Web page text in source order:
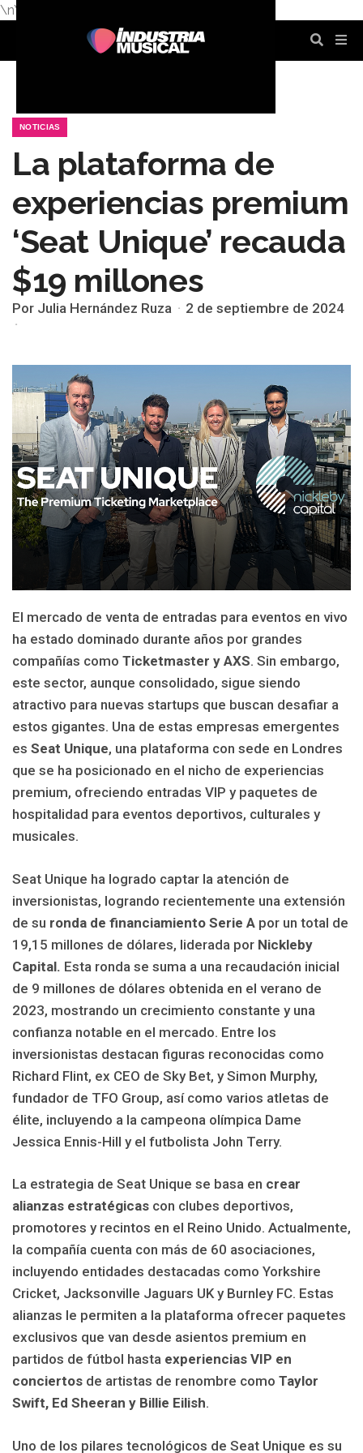
\n\n
NOTICIAS
La plataforma de
experiencias premium
‘Seat Unique’ recauda
$19 millones
Por Julia Hernández Ruza 2 de septiembre de 2024
El mercado de venta de entradas para eventos en vivo
ha estado dominado durante años por grandes
compañías como Ticketmaster y AXS. Sin embargo,
este sector, aunque consolidado, sigue siendo
atractivo para nuevas startups que buscan desafiar a
estos gigantes. Una de estas empresas emergentes
es Seat Unique, una plataforma con sede en Londres
que se ha posicionado en el nicho de experiencias
premium, ofreciendo entradas VIP y paquetes de
hospitalidad para eventos deportivos, culturales y
musicales.
Seat Unique ha logrado captar la atención de
inversionistas, logrando recientemente una extensión
de su ronda de financiamiento Serie A por un total de
19,15 millones de dólares, liderada por Nickleby
Capital. Esta ronda se suma a una recaudación inicial
de 9 millones de dólares obtenida en el verano de
2023, mostrando un crecimiento constante y una
confianza notable en el mercado. Entre los
inversionistas destacan figuras reconocidas como
Richard Flint, ex CEO de Sky Bet, y Simon Murphy,
fundador de TFO Group, así como varios atletas de
élite, incluyendo a la campeona olímpica Dame
Jessica Ennis-Hill y el futbolista John Terry.
La estrategia de Seat Unique se basa en crear
alianzas estratégicas con clubes deportivos,
promotores y recintos en el Reino Unido. Actualmente,
la compañía cuenta con más de 60 asociaciones,
incluyendo entidades destacadas como Yorkshire
Cricket, Jacksonville Jaguars UK y Burnley FC. Estas
alianzas le permiten a la plataforma ofrecer paquetes
exclusivos que van desde asientos premium en
partidos de fútbol hasta experiencias VIP en
conciertos de artistas de renombre como Taylor
Swift, Ed Sheeran y Billie Eilish.
Uno de los pilares tecnológicos de Seat Unique es su